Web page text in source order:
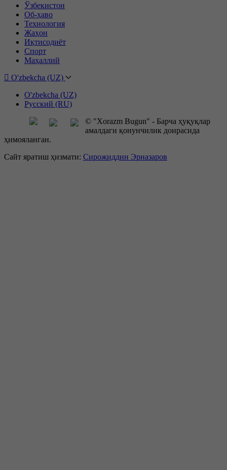
Ўзбекистон
Об-ҳаво
Технология
Жаҳон
Иқтисодиёт
Спорт
Маҳаллий
O'zbekcha (UZ)
O'zbekcha (UZ)
Русский (RU)
© "Xorazm Bugun" - Барча ҳуқуқлар
амалдаги қонунчилик доирасида
ҳимояланган.
Сайт яратиш ҳизмати: Сирожиддин Эрназаров